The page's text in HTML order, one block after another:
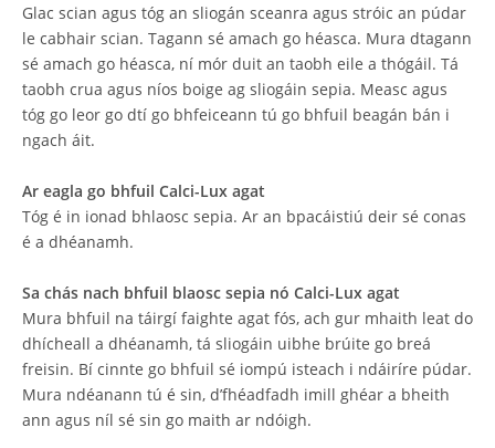
Glac scian agus tóg an sliogán sceanra agus stróic an púdar
le cabhair scian. Tagann sé amach go héasca. Mura dtagann
sé amach go héasca, ní mór duit an taobh eile a thógáil. Tá
taobh crua agus níos boige ag sliogáin sepia. Measc agus
tóg go leor go dtí go bhfeiceann tú go bhfuil beagán bán i
ngach áit.
Ar eagla go bhfuil Calci-Lux agat
Tóg é in ionad bhlaosc sepia. Ar an bpacáistiú deir sé conas
é a dhéanamh.
Sa chás nach bhfuil blaosc sepia nó Calci-Lux agat
Mura bhfuil na táirgí faighte agat fós, ach gur mhaith leat do
dhícheall a dhéanamh, tá sliogáin uibhe brúite go breá
freisin. Bí cinnte go bhfuil sé iompú isteach i ndáiríre púdar.
Mura ndéanann tú é sin, d’fhéadfadh imill ghéar a bheith
ann agus níl sé sin go maith ar ndóigh.